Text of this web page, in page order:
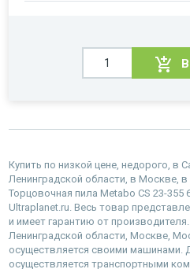
Купить по низкой цене, недорого, в
Ленинградской области, в Москве,
Торцовочная пила Metabo CS 23-355
Ultraplanet.ru. Весь товар
и имеет гарантию от
Ленинградской области, Москве,
осуществляется своими машинами.
осуществляется транспортными